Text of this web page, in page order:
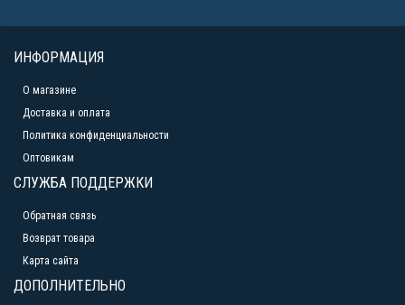
ИНФОРМАЦИЯ
О магазине
Доставка и оплата
Политика конфиденциальности
Оптовикам
СЛУЖБА ПОДДЕРЖКИ
Обратная связь
Возврат товара
Карта сайта
ДОПОЛНИТЕЛЬНО